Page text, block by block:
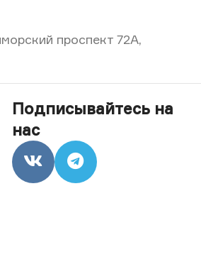
проспект 72А,
Подписывайтесь на
нас